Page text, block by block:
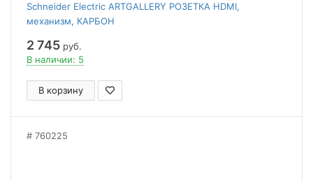
Schneider Electric ARTGALLERY РОЗЕТКА HDMI,
механизм, КАРБОН
2 745 руб.
В наличии: 5
В корзину
760225